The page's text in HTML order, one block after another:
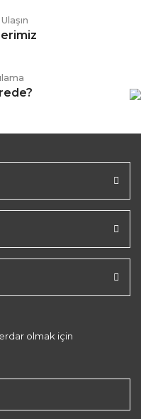
olmak için